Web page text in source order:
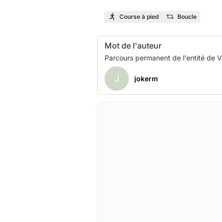
Course à pied Boucle
Mot de l'auteur
J jokerm